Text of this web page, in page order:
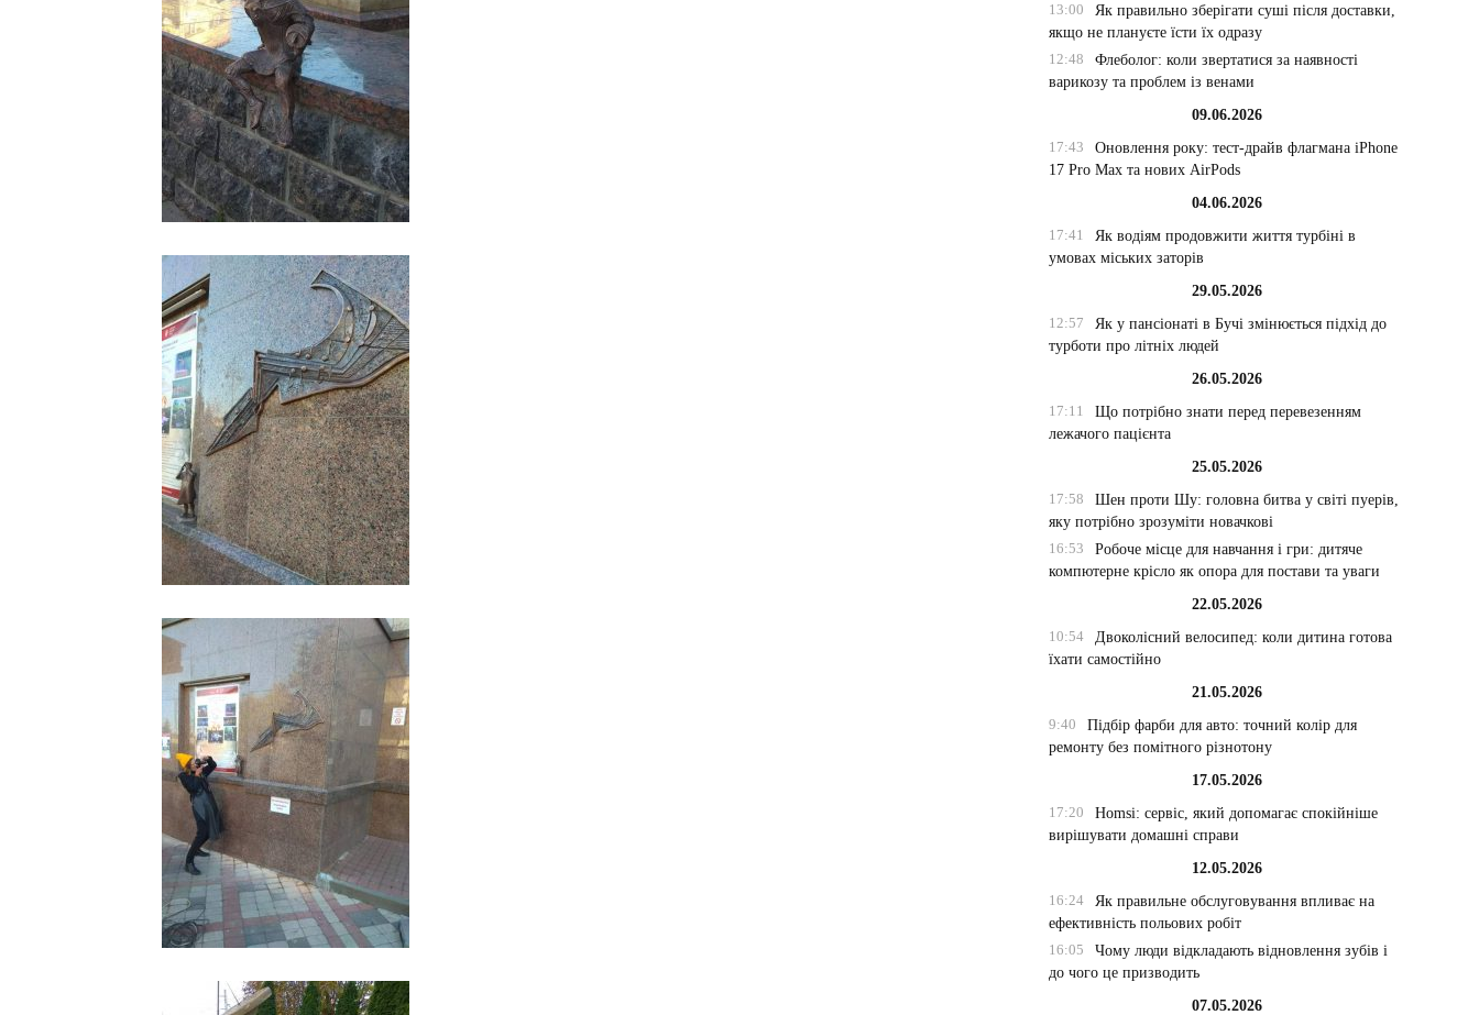
13:00
Як правильно зберігати суші після доставки,
якщо не плануєте їсти їх одразу
12:48
Флеболог: коли звертатися за наявності
варикозу та проблем із венами
09.06.2026
17:43
Оновлення року: тест-драйв флагмана iPhone
17 Pro Max та нових AirPods
04.06.2026
17:41
Як водіям продовжити життя турбіні в
умовах міських заторів
29.05.2026
12:57
Як у пансіонаті в Бучі змінюється підхід до
турботи про літніх людей
26.05.2026
17:11
Що потрібно знати перед перевезенням
лежачого пацієнта
25.05.2026
17:58
Шен проти Шу: головна битва у світі пуерів,
яку потрібно зрозуміти новачкові
16:53
Робоче місце для навчання і гри: дитяче
компютерне крісло як опора для постави та уваги
22.05.2026
10:54
Двоколісний велосипед: коли дитина готова
їхати самостійно
21.05.2026
9:40
Підбір фарби для авто: точний колір для
ремонту без помітного різнотону
17.05.2026
17:20
Homsi: сервіс, який допомагає спокійніше
вирішувати домашні справи
12.05.2026
16:24
Як правильне обслуговування впливає на
ефективність польових робіт
16:05
Чому люди відкладають відновлення зубів і
до чого це призводить
07.05.2026